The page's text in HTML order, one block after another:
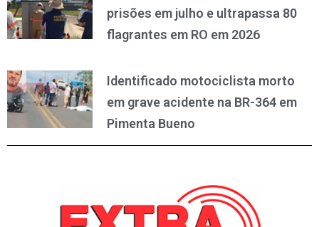
prisões em julho e ultrapassa 80
flagrantes em RO em 2026
Identificado motociclista morto
em grave acidente na BR-364 em
Pimenta Bueno